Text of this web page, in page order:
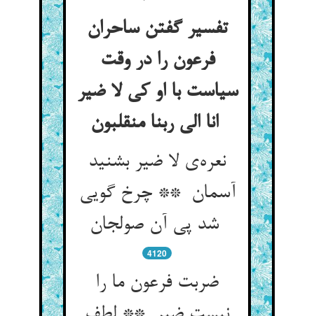
تفسیر گفتن ساحران
فرعون را در وقت
سیاست با او کی لا ضیر
انا الی ربنا منقلبون
نعره‌ی لا ضیر بشنید
آسمان ** چرخ گویی
شد پی آن صولجان
4120
ضربت فرعون ما را